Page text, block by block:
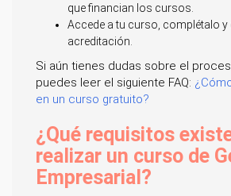
que financian los cursos.
Accede a tu curso, complétalo y
acreditación.
Si aún tienes dudas sobre el
puedes leer el siguiente FAQ:
en un curso gratuito?
¿Qué requisitos
realizar un curso de
Empresarial?